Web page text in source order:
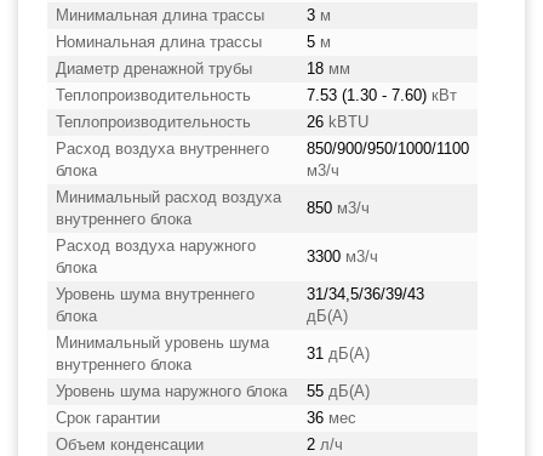
Минимальная длина трассы 3 м
Номинальная длина трассы
5 м
Диаметр дренажной трубы
18 мм
Теплопроизводительность
7.53 (1.30 - 7.60) кВт
Теплопроизводительность
26 kBTU
Расход воздуха внутреннего
блока
850/900/950/1000/1100
м3/ч
Минимальный расход воздуха
внутреннего блока
850 м3/ч
Расход воздуха наружного
блока
3300 м3/ч
Уровень шума внутреннего
блока
31/34,5/36/39/43
дБ(А)
Минимальный уровень шума
внутреннего блока
31 дБ(А)
Уровень шума наружного блока 55 дБ(А)
Срок гарантии
36 мес
Объем конденсации
2 л/ч